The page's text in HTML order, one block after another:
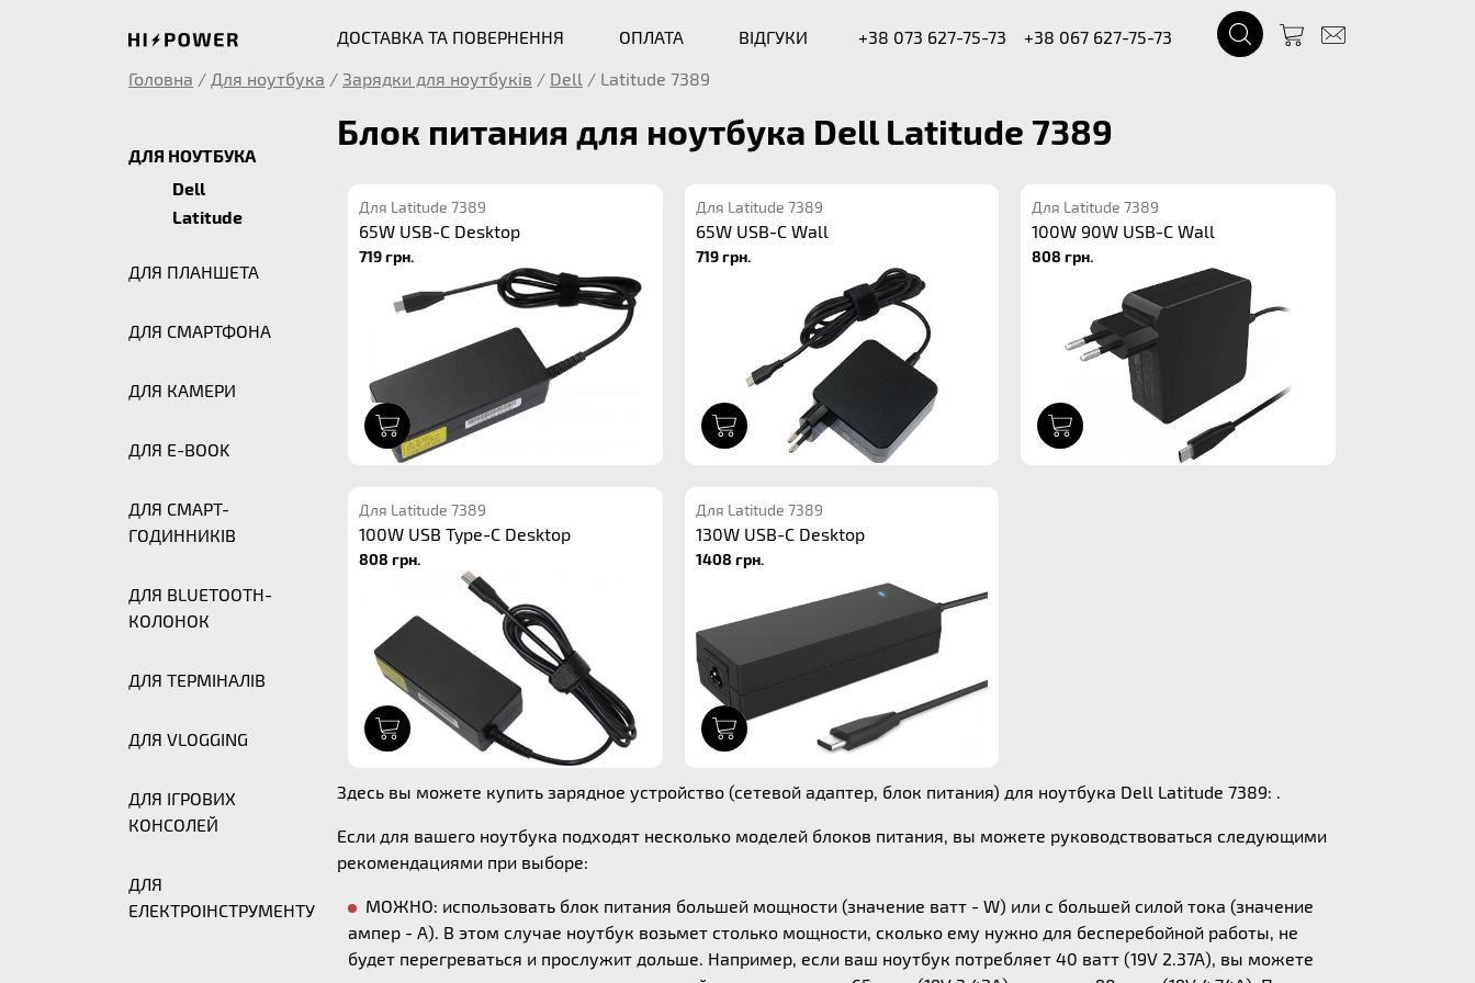
ДОСТАВКА ТА ПОВЕРНЕННЯ ОПЛАТА ВІДГУКИ +38 073 627-75-73
+38 067 627-75-73
Головна / Для ноутбука / Зарядки для ноутбуків / Dell / Latitude 7389
ДЛЯ НОУТБУКА
Dell
Latitude
ДЛЯ ПЛАНШЕТА
ДЛЯ СМАРТФОНА
ДЛЯ КАМЕРИ
ДЛЯ E-BOOK
ДЛЯ СМАРТ-
ГОДИННИКІВ
ДЛЯ BLUETOOTH-
КОЛОНОК
ДЛЯ ТЕРМІНАЛІВ
ДЛЯ VLOGGING
ДЛЯ ІГРОВИХ
КОНСОЛЕЙ
ДЛЯ
ЕЛЕКТРОІНСТРУМЕНТУ
Блок питания для ноутбука Dell Latitude 7389
Для Latitude 7389
65W USB-C Desktop
719 грн.
Для Latitude 7389
65W USB-C Wall
719 грн.
Для Latitude 7389
100W 90W USB-C Wall
808 грн.
Для Latitude 7389
100W USB Type-C Desktop
808 грн.
Для Latitude 7389
130W USB-C Desktop
1408 грн.
Здесь вы можете купить зарядное устройство (сетевой адаптер, блок питания) для ноутбука Dell Latitude 7389: .
Если для вашего ноутбука подходят несколько моделей блоков питания, вы можете руководствоваться следующими
рекомендациями при выборе:
МОЖНО: использовать блок питания большей мощности (значение ватт - W) или с большей силой тока (значение
ампер - А). В этом случае ноутбук возьмет столько мощности, сколько ему нужно для бесперебойной работы, не
будет перегреваться и прослужит дольше. Например, если ваш ноутбук потребляет 40 ватт (19V 2.37A), вы можете